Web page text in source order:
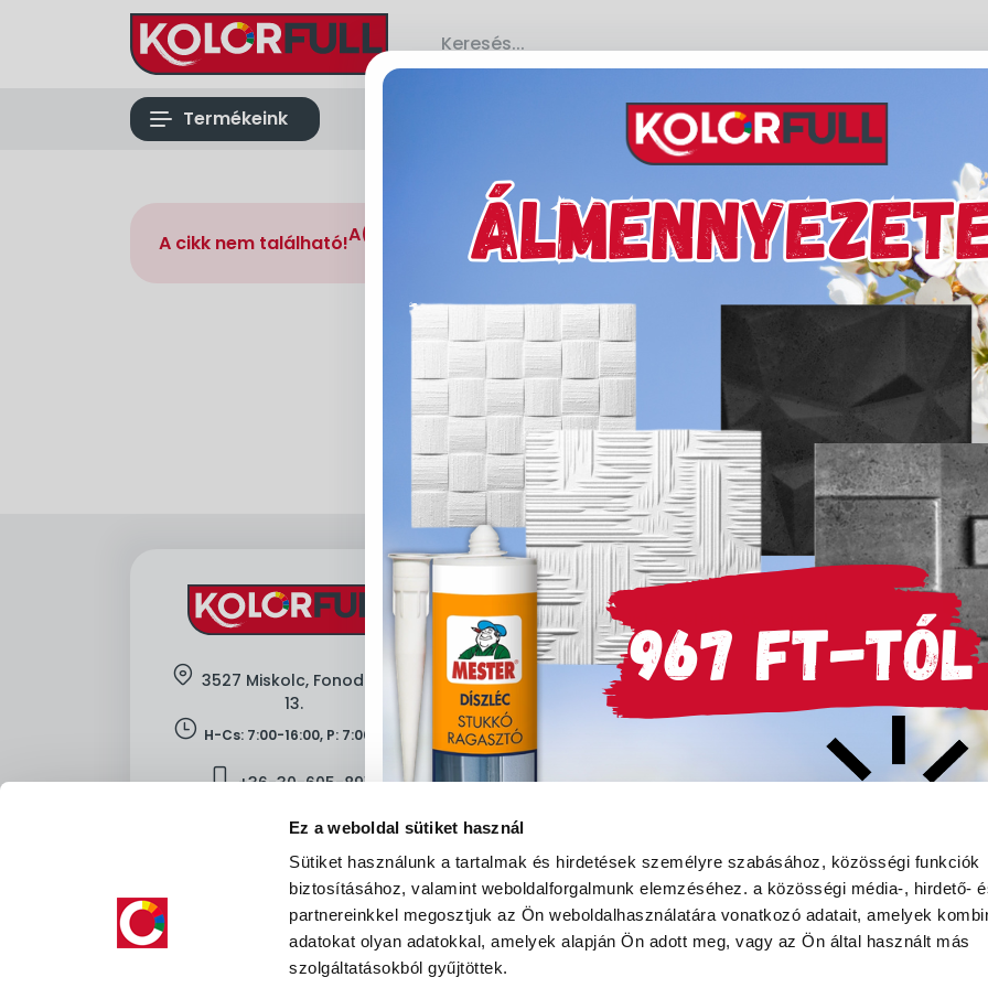
Ez a weboldal sütiket használ
Sütiket használunk a tartalmak és hirdetések személyre szabásához, közösségi funkciók
biztosításához, valamint weboldalforgalmunk elemzéséhez. a közösségi média-, hirdető-
partnereinkkel megosztjuk az Ön weboldalhasználatára vonatkozó adatait, amelyek
adatokat olyan adatokkal, amelyek alapján Ön adott meg, vagy az Ön által használt más
szolgáltatásokból gyűjtöttek.
list Termékeink
A cikk nem található!A(z) 17301 kóddal rendelkező termék nem található. Lehetséges,
Áruházaink és elérhetőségeink
Hőszigetelés
location 3527 Miskolc, Fonoda u. 11-
13.
clock H-Cs: 7:00-16:00, P: 7:00-13:30
mobile +36-30-605-8912
facebookinstagraminstagram